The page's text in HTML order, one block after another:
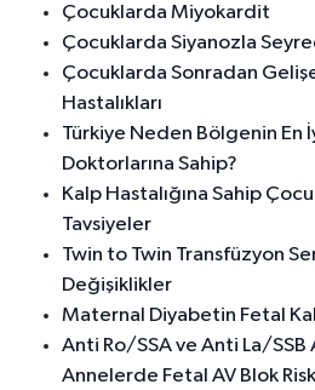
Çocuklarda Miyokardit
Çocuklarda Siyanozla
Çocuklarda Sonradan
Hastalıkları
Türkiye Neden Bölgenin En
Doktorlarına Sahip?
Kalp Hastalığına Sahip
Tavsiyeler
Twin to Twin Transfüzyon
Değişiklikler
Maternal Diyabetin Fetal
Anti Ro/SSA ve Anti La/
Annelerde Fetal AV Blok